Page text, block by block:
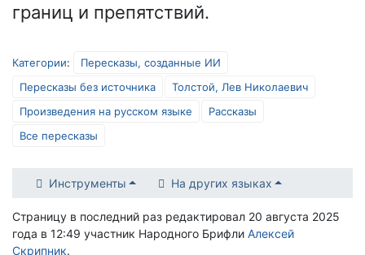
границ и препятствий.
Категории:
Пересказы, созданные ИИ
Пересказы без источника
Толстой, Лев Николаевич
Произведения на русском языке
Рассказы
Все пересказы
Инструменты На других языках
Страницу в последний раз редактировал 20 августа 2025
года в 12:49 участник Народного Брифли Алексей
Скрипник.